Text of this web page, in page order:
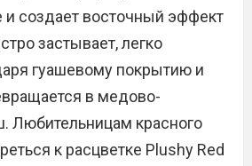
создает восточный эффект
застывает, легко
гуашевому покрытию и
в медово-
Любительницам красного
к расцветке Plushy Red